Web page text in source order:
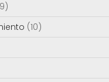
(10)